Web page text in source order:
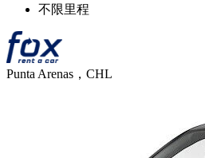
不限里程
Punta Arenas，CHL